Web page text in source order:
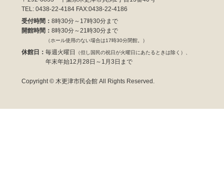
TEL: 0438-22-4184 FAX:0438-22-4186
受付時間： 8時30分～17時30分まで
開館時間： 8時30分～21時30分まで
（ホール使用のない場合は17時30分閉館。）
休館日： 毎週火曜日 （但し国民の祝日が火曜日にあたるときは除く）、
年末年始12月28日～1月3日まで
Copyright © 木更津市民会館 All Rights Reserved.